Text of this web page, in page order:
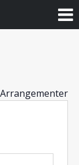
Arrangementer